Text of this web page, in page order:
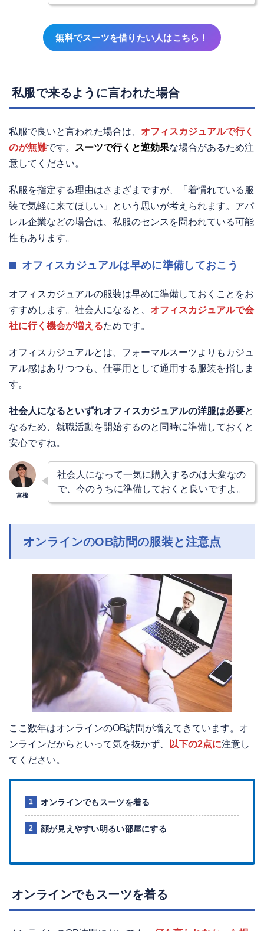
無料でスーツを借りたい人はこちら！
私服で来るように言われた場合
私服で良いと言われた場合は、 オフィスカジュアルで行く
のが無難です。 スーツで行くと逆効果な場合があるため注
意してください。
私服を指定する理由はさまざまですが、「着慣れている服
装で気軽に来てほしい」という思いが考えられます。アパ
レル企業などの場合は、私服のセンスを問われている可能
性もあります。
オフィスカジュアルは早めに準備しておこう
オフィスカジュアルの服装は早めに準備しておくことをお
すすめします。社会人になると、 オフィスカジュアルで会
社に行く機会が増えるためです。
オフィスカジュアルとは、フォーマルスーツよりもカジュ
アル感はありつつも、仕事用として通用する服装を指しま
す。
社会人になるといずれオフィスカジュアルの洋服は必要と
なるため、就職活動を開始するのと同時に準備しておくと
安心ですね。
社会人になって一気に購入するのは大変なの
で、今のうちに準備しておくと良いですよ。
オンラインのOB訪問の服装と注意点
ここ数年はオンラインのOB訪問が増えてきています。オ
ンラインだからといって気を抜かず、 以下の2点に注意し
てください。
オンラインでもスーツを着る
顔が見えやすい明るい部屋にする
オンラインでもスーツを着る